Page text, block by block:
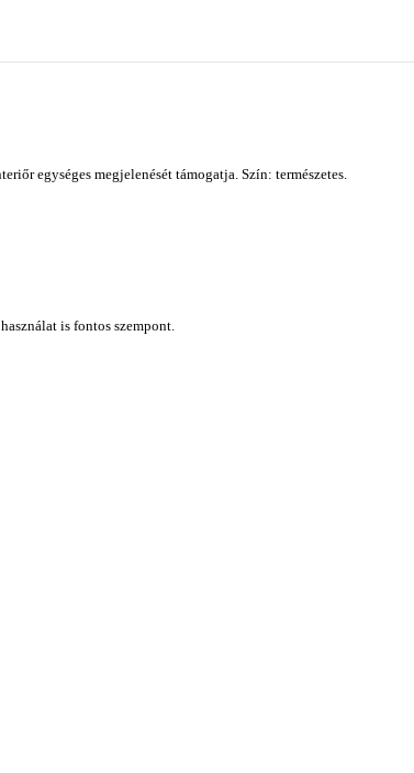
egységes megjelenését támogatja. Szín: természetes.
is fontos szempont.